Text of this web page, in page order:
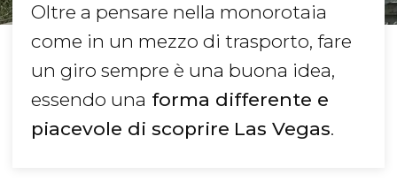
Oltre a pensare nella monorotaia
come in un mezzo di trasporto, fare
un giro sempre è una buona idea,
essendo una forma differente e
piacevole di scoprire Las Vegas.